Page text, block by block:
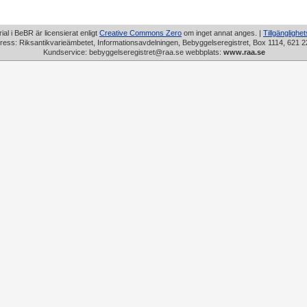
i BeBR är licensierat enligt Creative Commons Zero om inget annat anges. |
Riksantikvarieämbetet, Informationsavdelningen, Bebyggelseregistret, Box 1114, 621
Kundservice: bebyggelseregistret@raa.se webbplats: www.raa.se